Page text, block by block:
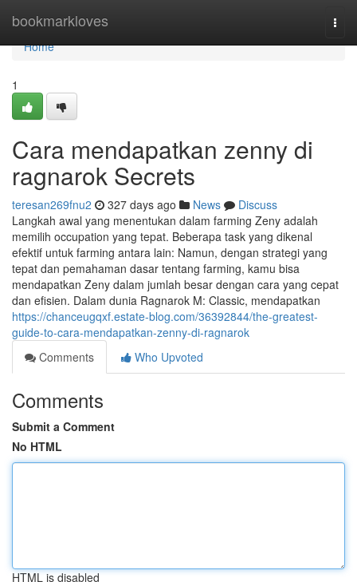
bookmarkloves
Home
Home
1
Cara mendapatkan zenny di
ragnarok Secrets
teresan269fnu2 327 days ago News
Discuss
Langkah awal yang menentukan dalam farming Zeny adalah
memilih occupation yang tepat. Beberapa task yang dikenal
efektif untuk farming antara lain: Namun, dengan strategi yang
tepat dan pemahaman dasar tentang farming, kamu bisa
mendapatkan Zeny dalam jumlah besar dengan cara yang cepat
dan efisien. Dalam dunia Ragnarok M: Classic, mendapatkan
https://chanceugqxf.estate-blog.com/36392844/the-greatest-
guide-to-cara-mendapatkan-zenny-di-ragnarok
Comments
Who Upvoted
Comments
Submit a Comment
No HTML
HTML is disabled